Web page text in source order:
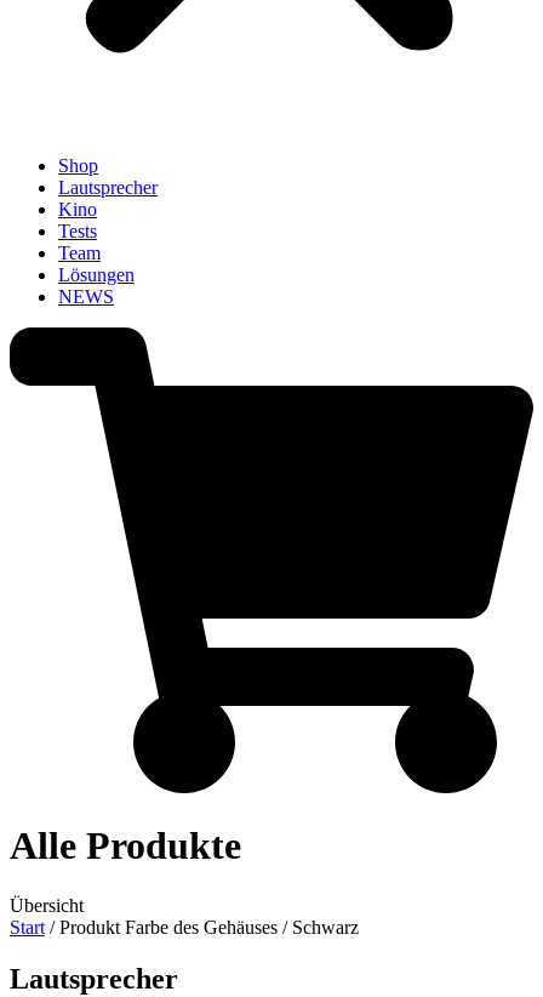
Shop
Lautsprecher
Kino
Tests
Team
Lösungen
NEWS
Alle Produkte
Übersicht
Start / Produkt Farbe des Gehäuses / Schwarz
Lautsprecher